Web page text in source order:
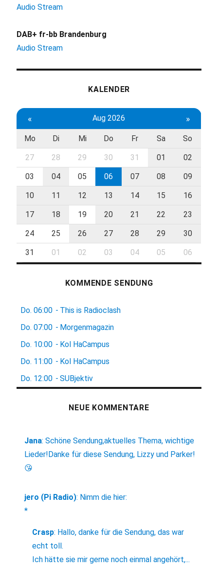
Audio Stream
DAB+ fr-bb Brandenburg
Audio Stream
KALENDER
« Aug 2026 »
Mo Di Mi Do Fr Sa So
27 28 29 30 31 01 02
03 04 05 06 07 08 09
10 11 12 13 14 15 16
17 18 19 20 21 22 23
24 25 26 27 28 29 30
31 01 02 03 04 05 06
KOMMENDE SENDUNG
Do. 06:00 - This is Radioclash
Do. 07:00 - Morgenmagazin
Do. 10:00 - Kol HaCampus
Do. 11:00 - Kol HaCampus
Do. 12:00 - SUBjektiv
NEUE KOMMENTARE
Jana:Schöne Sendung,aktuelles Thema, wichtige
Lieder!Danke für diese Sendung, Lizzy und Parker!
😘
jero (Pi Radio): Nimm die hier:
*
Crasp: Hallo, danke für die Sendung, das war
echt toll.
Ich hätte sie mir gerne noch einmal angehört,...